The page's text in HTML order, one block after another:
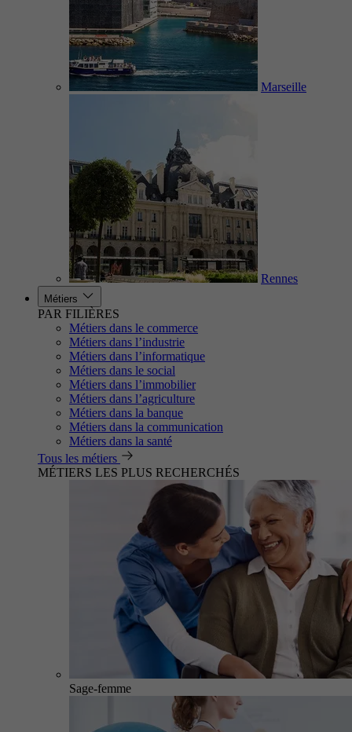
Marseille
Rennes
Métiers
PAR FILIÈRES
Métiers dans le commerce
Métiers dans l’industrie
Métiers dans l’informatique
Métiers dans le social
Métiers dans l’immobilier
Métiers dans l’agriculture
Métiers dans la banque
Métiers dans la communication
Métiers dans la santé
Tous les métiers
MÉTIERS LES PLUS RECHERCHÉS
Sage-femme